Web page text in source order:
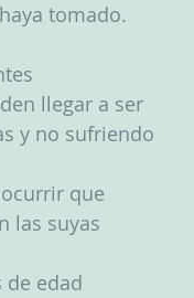
tomado.
llegar a ser
y no sufriendo
que
las suyas
de edad